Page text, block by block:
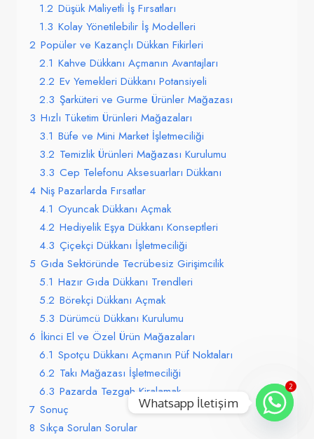
1.2 Düşük Maliyetli İş Fırsatları
1.3 Kolay Yönetilebilir İş Modelleri
2 Popüler ve Kazançlı Dükkan Fikirleri
2.1 Kahve Dükkanı Açmanın Avantajları
2.2 Ev Yemekleri Dükkanı Potansiyeli
2.3 Şarküteri ve Gurme Ürünler Mağazası
3 Hızlı Tüketim Ürünleri Mağazaları
3.1 Büfe ve Mini Market İşletmeciliği
3.2 Temizlik Ürünleri Mağazası Kurulumu
3.3 Cep Telefonu Aksesuarları Dükkanı
4 Niş Pazarlarda Fırsatlar
4.1 Oyuncak Dükkanı Açmak
4.2 Hediyelik Eşya Dükkanı Konseptleri
4.3 Çiçekçi Dükkanı İşletmeciliği
5 Gıda Sektöründe Tecrübesiz Girişimcilik
5.1 Hazır Gıda Dükkanı Trendleri
5.2 Börekçi Dükkanı Açmak
5.3 Dürümcü Dükkanı Kurulumu
6 İkinci El ve Özel Ürün Mağazaları
6.1 Spotçu Dükkanı Açmanın Püf Noktaları
6.2 Takı Mağazası İşletmeciliği
6.3 Pazarda Tezgah Kiralamak
7 Sonuç
8 Sıkça Sorulan Sorular
2
Whatsapp İletişim